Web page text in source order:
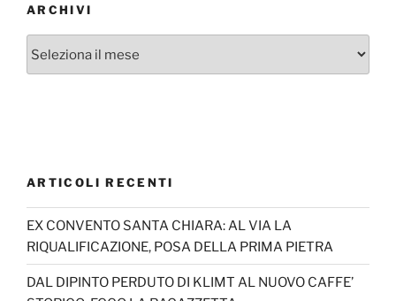
ARCHIVI
ARTICOLI RECENTI
EX CONVENTO SANTA CHIARA: AL VIA LA
RIQUALIFICAZIONE, POSA DELLA PRIMA PIETRA
DAL DIPINTO PERDUTO DI KLIMT AL NUOVO CAFFE’